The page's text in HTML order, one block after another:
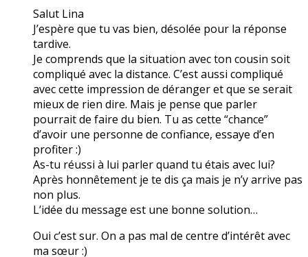
Salut Lina
J’espère que tu vas bien, désolée pour la réponse
tardive.
Je comprends que la situation avec ton cousin soit
compliqué avec la distance. C’est aussi compliqué
avec cette impression de déranger et que se serait
mieux de rien dire. Mais je pense que parler
pourrait de faire du bien. Tu as cette “chance”
d’avoir une personne de confiance, essaye d’en
profiter :)
As-tu réussi à lui parler quand tu étais avec lui?
Après honnêtement je te dis ça mais je n’y arrive pas
non plus.
L’idée du message est une bonne solution…
Oui c’est sur. On a pas mal de centre d’intérêt avec
ma sœur :)